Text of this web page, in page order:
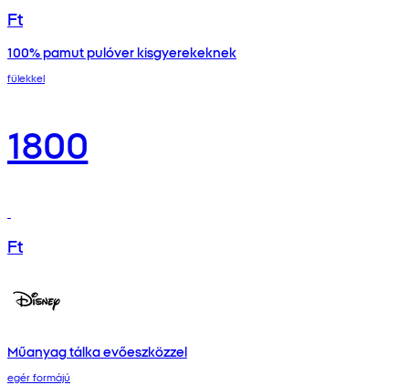
Ft
100% pamut pulóver kisgyerekeknek
fülekkel
1800
Ft
Műanyag tálka evőeszközzel
egér formájú